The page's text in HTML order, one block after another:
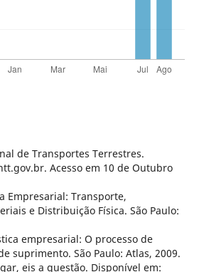
de Transportes Terrestres.
Acesso em 10 de Outubro
Empresarial: Transporte,
e Distribuição Física. São Paulo:
empresarial: O processo de
suprimento. São Paulo: Atlas, 2009.
eis a questão. Disponível em: